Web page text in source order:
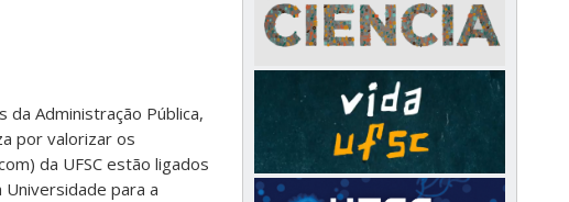
da Administração Pública,
por valorizar os
da UFSC estão ligados
para a